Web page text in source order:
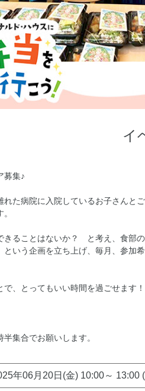
イ
募集♪
た病院に入院しているお子さんと
ることはないか？ と考え、食部の
いう企画を立ち上げ、毎月、参加
、とってもいい時間を過ごせます！
集合でお願いします。
年06月20日(金) 10:00～ 13:00